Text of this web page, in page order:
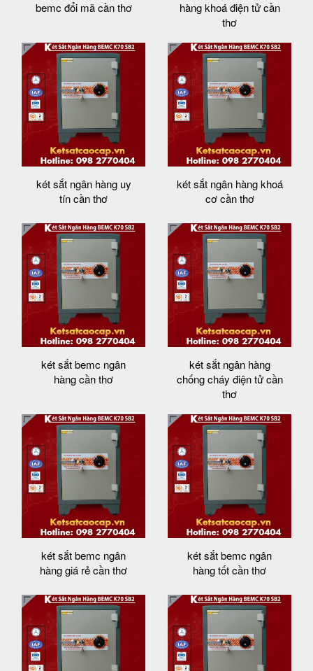
bemc đổi mã cần thơ
hàng khoá điện tử cần
thơ
két sắt ngân hàng uy
tín cần thơ
két sắt ngân hàng khoá
cơ cần thơ
két sắt bemc ngân
hàng cần thơ
két sắt ngân hàng
chống cháy điện tử cần
thơ
két sắt bemc ngân
hàng giá rẻ cần thơ
két sắt bemc ngân
hàng tốt cần thơ